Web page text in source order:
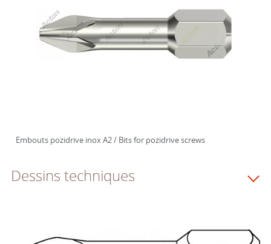
Embouts pozidrive inox A2 / Bits for pozidrive screws
Dessins techniques